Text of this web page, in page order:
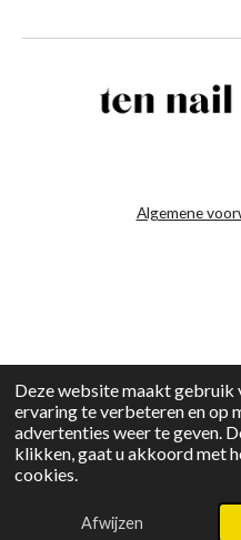
Deze website maakt gebruik
ervaring te verbeteren en op
advertenties weer te geven.
klikken, gaat u akkoord met
cookies.
Afwijzen
Algemene
E-mailadres